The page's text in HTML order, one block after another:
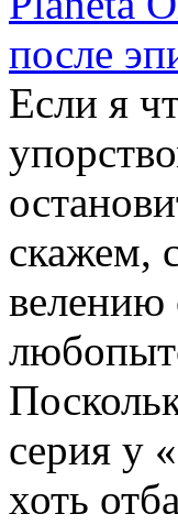
после
Если я
скажем,
велению
серия у
хоть